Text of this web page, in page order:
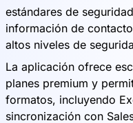
estándares de
información de
altos niveles de
La aplicación ofrece
planes premium y
formatos, incluyendo
sincronización con